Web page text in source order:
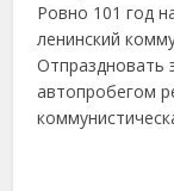
Ровно 101 год
ленинский
Отпраздновать
автопробегом